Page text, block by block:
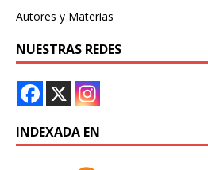
Autores y Materias
NUESTRAS REDES
INDEXADA EN